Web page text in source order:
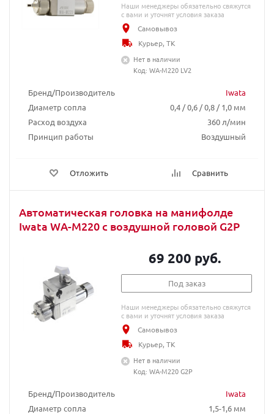
Бренд/Производитель
Iwata
Диаметр сопла
0,4 / 0,6 / 0,8 / 1,0 мм
Расход воздуха
360 л/мин
Принцип работы
Воздушный
Отложить Сравнить
Наши менеджеры обязательно свяжутся
с вами и уточнят условия заказа
Самовывоз
Курьер, ТК
Нет в наличии
Код: WA-M220 LV2
Автоматическая головка на манифолде
Iwata WA-M220 с воздушной головой G2P
Бренд/Производитель
Iwata
Диаметр сопла
1,5-1,6 мм
69 200 руб.
Под заказ
Наши менеджеры обязательно свяжутся
с вами и уточнят условия заказа
Самовывоз
Курьер, ТК
Нет в наличии
Код: WA-M220 G2P